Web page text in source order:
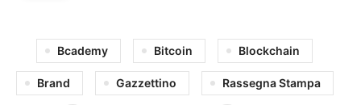
Bcademy Bitcoin Blockchain
Brand Gazzettino Rassegna Stampa